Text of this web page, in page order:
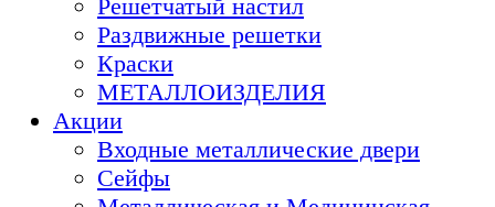
Решетчатый настил
Раздвижные решетки
Краски
МЕТАЛЛОИЗДЕЛИЯ
Акции
Входные металлические двери
Сейфы